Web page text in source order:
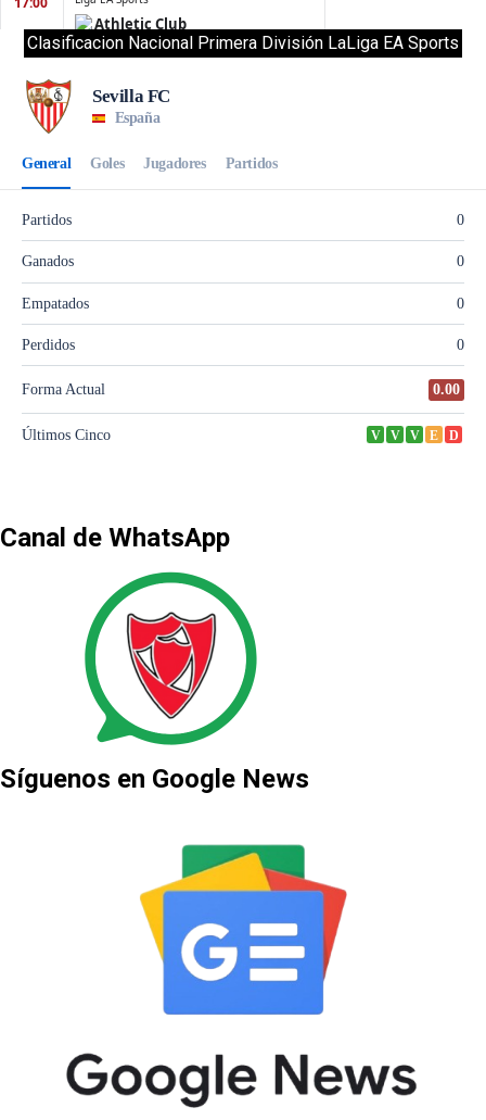
Clasificacion Nacional Primera División LaLiga EA Sports
Canal de WhatsApp
Síguenos en Google News